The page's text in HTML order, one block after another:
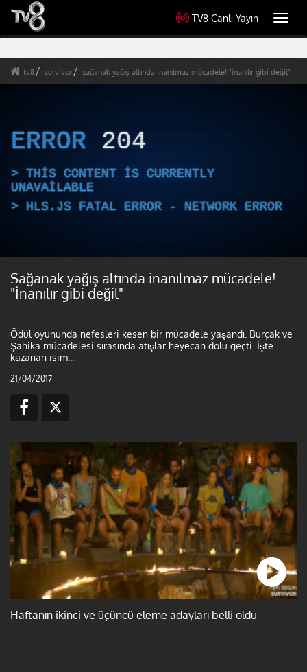
TV8 Canlı Yayın
tv8 survivor sağanak yağış altında inanılmaz mücadele! "inanılır gibi değil"
ERROR 204
THIS CONTENT IS CURRENTLY
UNAVAILABLE
HLS.JS FATAL ERROR - NETWORK ERROR
Sağanak yağış altında inanılmaz mücadele!
"İnanılır gibi değil"
Ödül oyununda nefesleri kesen bir mücadele yaşandı. Burçak ve
Şahika mücadelesi sırasında atışlar heyecan dolu geçti. İşte
kazanan isim...
21/04/2017
Haftanın ikinci ve üçüncü eleme adayları belli oldu